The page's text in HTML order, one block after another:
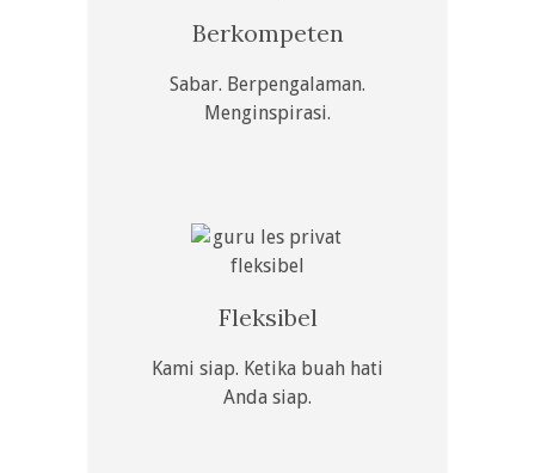
Berkompeten
Sabar. Berpengalaman.
Menginspirasi.
Fleksibel
Kami siap. Ketika buah hati
Anda siap.